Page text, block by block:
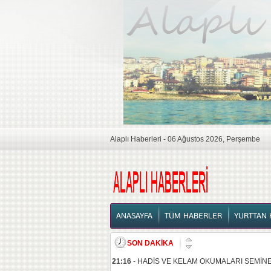
Alaplı Haberleri - 06 Ağustos 2026, Perşembe
ANASAYFA
ANASAYFA TÜM HABERLER YURTTAN
SON DAKİKA
21:16 - HADİS VE KELAM OKUMALARI